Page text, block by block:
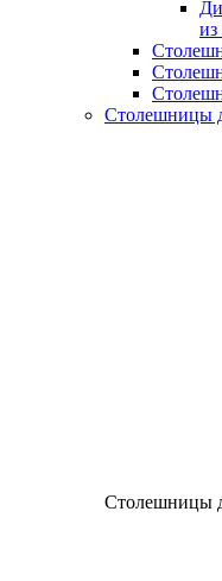
из
Столешницы
Столешницы